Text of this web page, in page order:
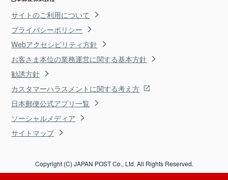
サイトのご利用について
プライバシーポリシー
Webアクセシビリティ方針
お客さま本位の業務運営に関する基本方針
勧誘方針
カスタマーハラスメントに関する考え方
日本郵便公式アプリ一覧
ソーシャルメディア
サイトマップ
Copyright (C) JAPAN POST Co., Ltd. All Rights Reserved.